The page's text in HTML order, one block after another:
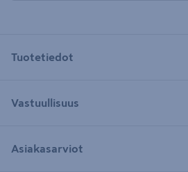
Tuotetiedot
Vastuullisuus
Asiakasarviot